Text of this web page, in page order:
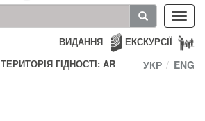
ЕКСКУРСІЇ
ВИДАННЯ
ТЕРИТОРІЯ ГІДНОСТІ: AR
УКР ENG